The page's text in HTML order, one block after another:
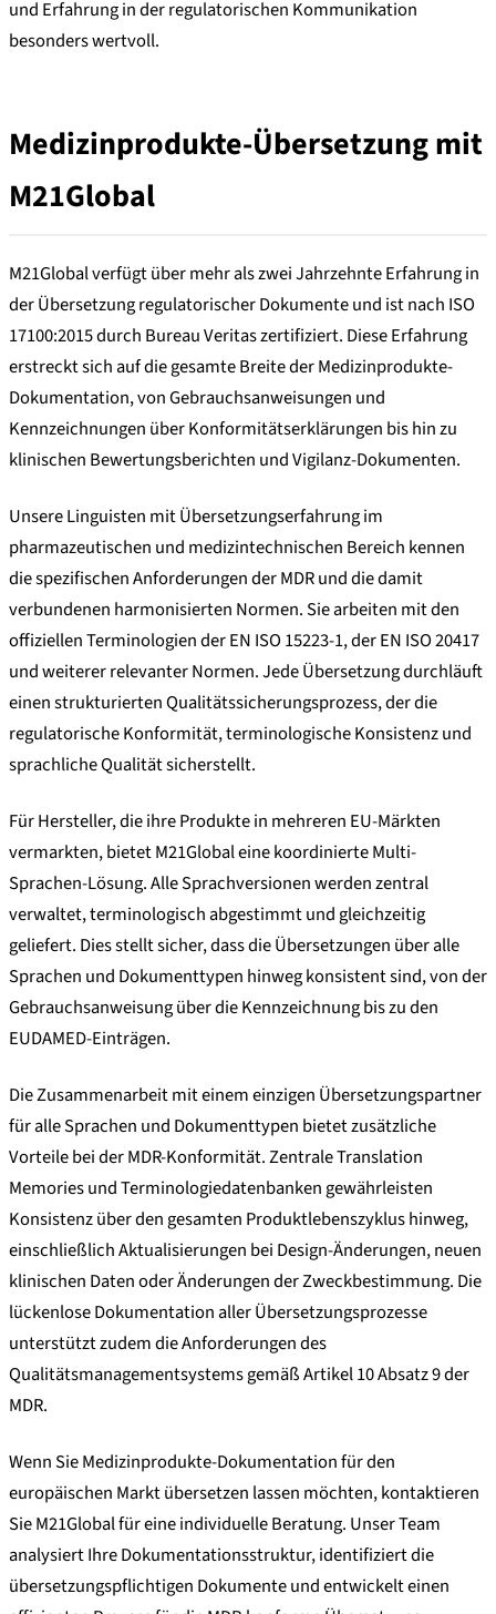
und Erfahrung in der regulatorischen Kommunikation
besonders wertvoll.
Medizinprodukte-Übersetzung mit
M21Global
M21Global verfügt über mehr als zwei Jahrzehnte Erfahrung in
der Übersetzung regulatorischer Dokumente und ist nach ISO
17100:2015 durch Bureau Veritas zertifiziert. Diese Erfahrung
erstreckt sich auf die gesamte Breite der Medizinprodukte-
Dokumentation, von Gebrauchsanweisungen und
Kennzeichnungen über Konformitätserklärungen bis hin zu
klinischen Bewertungsberichten und Vigilanz-Dokumenten.
Unsere Linguisten mit Übersetzungserfahrung im
pharmazeutischen und medizintechnischen Bereich kennen
die spezifischen Anforderungen der MDR und die damit
verbundenen harmonisierten Normen. Sie arbeiten mit den
offiziellen Terminologien der EN ISO 15223-1, der EN ISO 20417
und weiterer relevanter Normen. Jede Übersetzung durchläuft
einen strukturierten Qualitätssicherungsprozess, der die
regulatorische Konformität, terminologische Konsistenz und
sprachliche Qualität sicherstellt.
Für Hersteller, die ihre Produkte in mehreren EU-Märkten
vermarkten, bietet M21Global eine koordinierte Multi-
Sprachen-Lösung. Alle Sprachversionen werden zentral
verwaltet, terminologisch abgestimmt und gleichzeitig
geliefert. Dies stellt sicher, dass die Übersetzungen über alle
Sprachen und Dokumenttypen hinweg konsistent sind, von der
Gebrauchsanweisung über die Kennzeichnung bis zu den
EUDAMED-Einträgen.
Die Zusammenarbeit mit einem einzigen Übersetzungspartner
für alle Sprachen und Dokumenttypen bietet zusätzliche
Vorteile bei der MDR-Konformität. Zentrale Translation
Memories und Terminologiedatenbanken gewährleisten
Konsistenz über den gesamten Produktlebenszyklus hinweg,
einschließlich Aktualisierungen bei Design-Änderungen, neuen
klinischen Daten oder Änderungen der Zweckbestimmung. Die
lückenlose Dokumentation aller Übersetzungsprozesse
unterstützt zudem die Anforderungen des
Qualitätsmanagementsystems gemäß Artikel 10 Absatz 9 der
MDR.
Wenn Sie Medizinprodukte-Dokumentation für den
europäischen Markt übersetzen lassen möchten, kontaktieren
Sie M21Global für eine individuelle Beratung. Unser Team
analysiert Ihre Dokumentationsstruktur, identifiziert die
übersetzungspflichtigen Dokumente und entwickelt einen